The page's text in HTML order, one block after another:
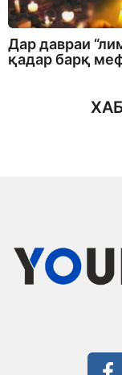
Дар давраи
қадар барқ